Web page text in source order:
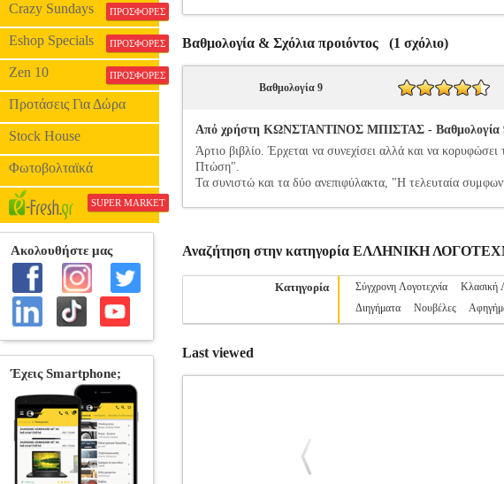
Crazy Sundays ΠΡΟΣΦΟΡΕΣ
Eshop Specials ΠΡΟΣΦΟΡΕΣ
Zen 10 ΠΡΟΣΦΟΡΕΣ
Προτάσεις Για Δώρα
Stock House
Φωτοβολταϊκά
SUPER MARKET
Βαθμολογία & Σχόλια προιόντος (1 σχόλιο)
Βαθμολογία 9
Από χρήστη ΚΩΝΣΤΑΝΤΙΝΟΣ ΜΠΙΣΤΑΣ - Βαθμολογία 9
Άρτιο βιβλίο. Έρχεται να συνεχίσει αλλά και να
Πτώση".
Τα συνιστώ και τα δύο ανεπιφύλακτα, "Η τελευταία
Αναζήτηση στην κατηγορία ΕΛΛΗΝΙΚΗ
Κατηγορία Σύγχρονη Λογοτεχνία Κλασική
Διηγήματα
Νουβέλες
Last viewed